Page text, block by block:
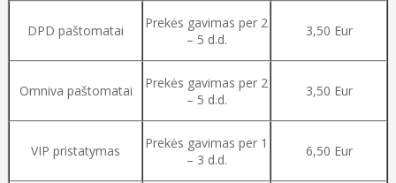
DPD paštomatai
Prekės gavimas per 2
– 5 d.d.
3,50 Eur
Omniva paštomatai
Prekės gavimas per 2
– 5 d.d.
3,50 Eur
VIP pristatymas
Prekės gavimas per 1
– 3 d.d.
6,50 Eur